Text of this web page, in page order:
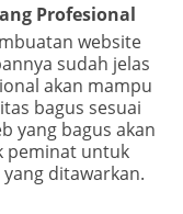
Profesional
website
sudah jelas
akan mampu
bagus sesuai
yang bagus akan
peminat untuk
ditawarkan.